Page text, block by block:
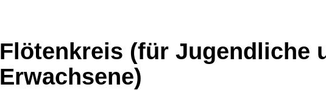
Flötenkreis (für Jugendliche
Erwachsene)